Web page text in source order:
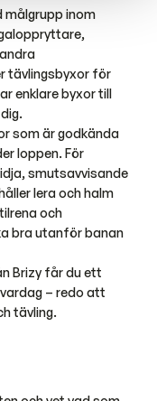
målgrupp inom
tävlingsbyxor för
enklare byxor till
som är godkända
loppen. För
smutsavvisande
lera och halm
och
bra utanför banan
Brizy får du ett
– redo att
tävling.